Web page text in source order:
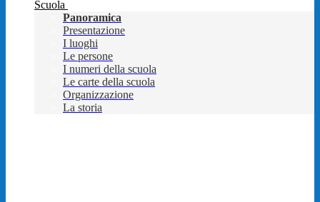
Scuola
Panoramica
Presentazione
I luoghi
Le persone
I numeri della scuola
Le carte della scuola
Organizzazione
La storia